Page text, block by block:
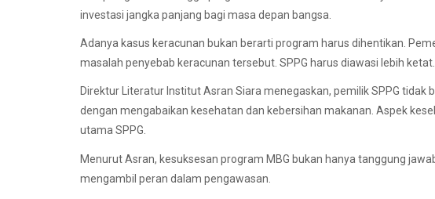
investasi jangka panjang bagi masa depan bangsa.
Adanya kasus keracunan bukan berarti program harus dihentikan.
masalah penyebab keracunan tersebut. SPPG harus diawasi lebih ketat.
Direktur Literatur Institut Asran Siara menegaskan, pemilik SPPG
dengan mengabaikan kesehatan dan kebersihan makanan. Aspek
utama SPPG.
Menurut Asran, kesuksesan program MBG bukan hanya tanggung
mengambil peran dalam pengawasan.